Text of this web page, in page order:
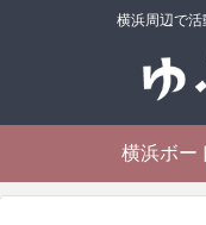
横浜周辺で
横浜ボー